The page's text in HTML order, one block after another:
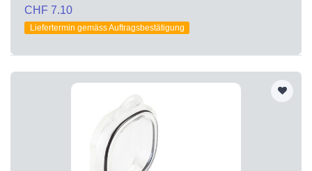
CHF 7.10
Liefertermin gemäss Auftragsbestätigung